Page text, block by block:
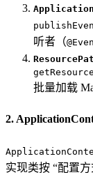
听者（
批量加载
2.
实现类按 “配置方